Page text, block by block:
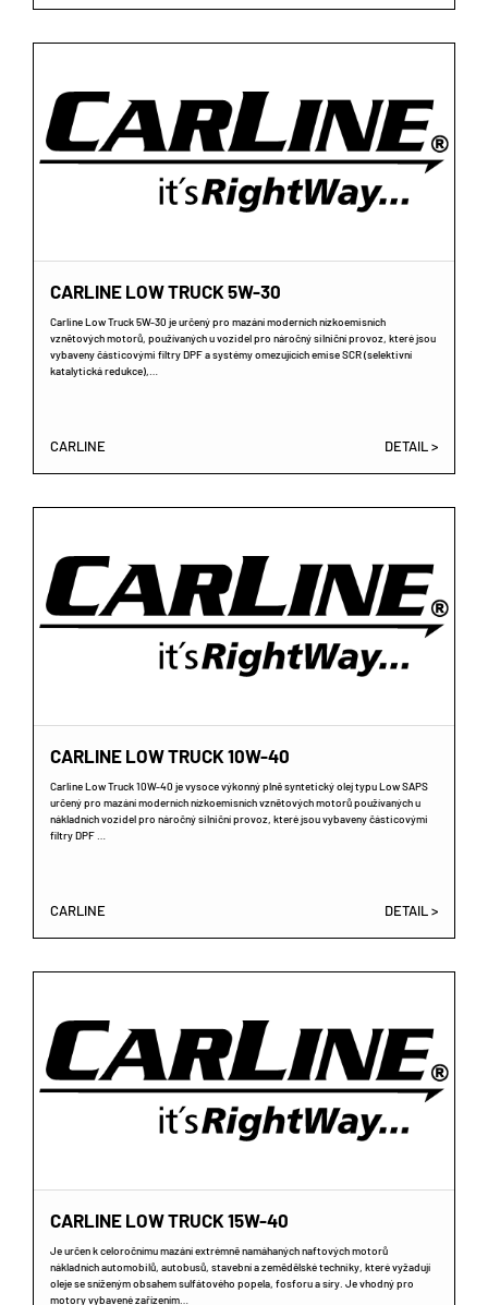
CARLINE LOW TRUCK 5W-30
Carline Low Truck 5W-30 je určený pro mazání moderních nízkoemisních
vznětových motorů, používaných u vozidel pro náročný silniční provoz, které jsou
vybaveny částicovými filtry DPF a systémy omezujících emise SCR (selektivní
katalytická redukce),…
CARLINE DETAIL >
CARLINE LOW TRUCK 10W-40
Carline Low Truck 10W-40 je vysoce výkonný plně syntetický olej typu Low SAPS
určený pro mazání moderních nízkoemisních vznětových motorů používaných u
nákladních vozidel pro náročný silniční provoz, které jsou vybaveny částicovými
filtry DPF …
CARLINE DETAIL >
CARLINE LOW TRUCK 15W-40
Je určen k celoročnímu mazání extrémně namáhaných naftových motorů
nákladních automobilů, autobusů, stavební a zemědělské techniky, které vyžadují
oleje se sníženým obsahem sulfátového popela, fosforu a síry. Je vhodný pro
motory vybavené zařízením…